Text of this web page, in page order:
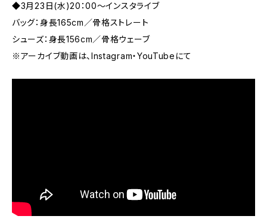
◆3月23日(水)20：00～インスタライブ
バッグ：身長165cm／骨格ストレート
シューズ：身長156cm／骨格ウェーブ
※アーカイブ動画は、Instagram・YouTubeにて